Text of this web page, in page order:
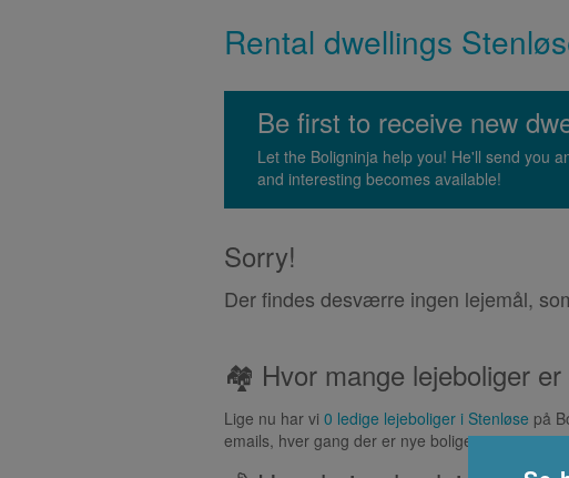
Rental dwellings
Be first to receive new
Let the Boligninja help you! He'll send you
and interesting becomes available!
Sorry!
Der findes desværre ingen lejemål,
🏘 Hvor mange lejeboliger er
Lige nu har vi 0 ledige lejeboliger i Stenløse på
emails, hver gang der er nye boliger.